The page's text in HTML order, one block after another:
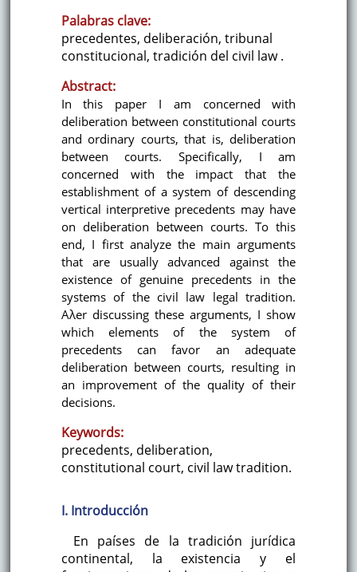
Palabras clave:
precedentes, deliberación, tribunal
constitucional, tradición del civil law .
Abstract:
In this paper I am concerned with
deliberation between constitutional courts
and ordinary courts, that is, deliberation
between courts. Specifically, I am
concerned with the impact that the
establishment of a system of descending
vertical interpretive precedents may have
on deliberation between courts. To this
end, I first analyze the main arguments
that are usually advanced against the
existence of genuine precedents in the
systems of the civil law legal tradition.
Aλer discussing these arguments, I show
which elements of the system of
precedents can favor an adequate
deliberation between courts, resulting in
an improvement of the quality of their
decisions.
Keywords:
precedents, deliberation,
constitutional court, civil law tradition.
I. Introducción
En países de la tradición jurídica
continental, la existencia y el